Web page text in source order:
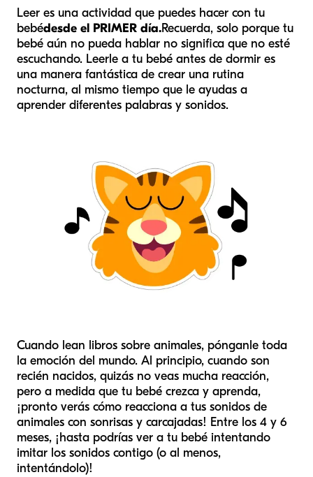
Leer es una actividad que puedes hacer con tu
bebédesde el PRIMER día.Recuerda, solo porque tu
bebé aún no pueda hablar no significa que no esté
escuchando. Leerle a tu bebé antes de dormir es
una manera fantástica de crear una rutina
nocturna, al mismo tiempo que le ayudas a
aprender diferentes palabras y sonidos.
Cuando lean libros sobre animales, pónganle toda
la emoción del mundo. Al principio, cuando son
recién nacidos, quizás no veas mucha reacción,
pero a medida que tu bebé crezca y aprenda,
¡pronto verás cómo reacciona a tus sonidos de
animales con sonrisas y carcajadas! Entre los 4 y 6
meses, ¡hasta podrías ver a tu bebé intentando
imitar los sonidos contigo (o al menos,
intentándolo)!